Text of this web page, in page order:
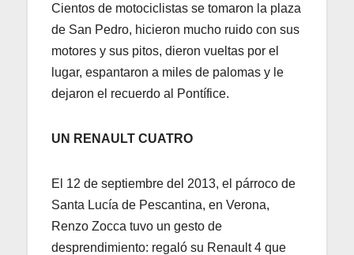
Cientos de motociclistas se tomaron la plaza
de San Pedro, hicieron mucho ruido con sus
motores y sus pitos, dieron vueltas por el
lugar, espantaron a miles de palomas y le
dejaron el recuerdo al Pontífice.
UN RENAULT CUATRO
El 12 de septiembre del 2013, el párroco de
Santa Lucía de Pescantina, en Verona,
Renzo Zocca tuvo un gesto de
desprendimiento: regaló su Renault 4 que